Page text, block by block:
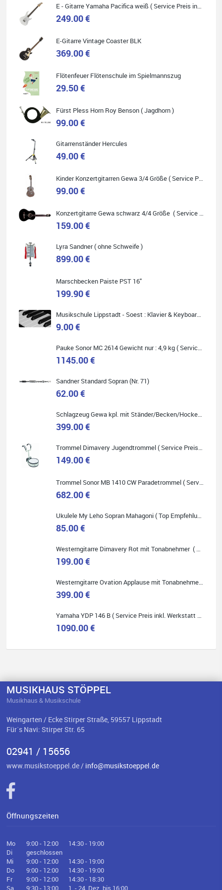
Helene Balluff
Ich habe eine Westerngitarre gekauft.
Die Qualität und das Preis-Leistungsverhältnis sind erstaunlich.
Die Beratung und der Service war ebenfalls ausgezeichnet und
ich empfehle es jedem der sich ein Musikinstrument zulegen
Quelle: Google-Rezension
Ich war auf der Suche nach einem neuen Keyboard und bin
begeistert: ich bin super beraten worden, aktuell natürlich nur
telefonisch. Nachdem die Entscheidung zum Kauf gefallen war,
Marie-Luise Mroß
worden. Ich würde den Besuch im Musikgeschäft Stöppel jedem
Quelle: Google-Rezension
Klein...aber fein!
Toller Service, nette Leute. Immer wieder gerne..
Quelle: Google-Rezension
E - Gitarre Yamaha Pacifica weiß ( Service Preis inkl. Werkstatt Service )
249.00 €
E-Gitarre Vintage Coaster BLK
369.00 €
Flötenfeuer Flötenschule im Spielmannszug
29.50 €
Fürst Pless Horn Roy Benson ( Jagdhorn )
99.00 €
Gitarrenständer Hercules
49.00 €
Kinder Konzertgitarren Gewa 3/4 Größe ( Service Preis inkl. Werkstatt Service )
99.00 €
Konzertgitarre Gewa schwarz 4/4 Größe ( Service Preis inkl. Werkstatt Service )
159.00 €
Lyra Sandner ( ohne Schweife )
899.00 €
Marschbecken Paiste PST 16"
199.90 €
Musikschule Lippstadt - Soest : Klavier & Keyboardunterricht
9.00 €
Pauke Sonor MC 2614 Gewicht nur : 4,9 kg ( Service Preis inkl. Werkstatt Service )
1145.00 €
Sandner Standard Sopran (Nr. 71)
62.00 €
Schlagzeug Gewa kpl. mit Ständer/Becken/Hocker DER RENNER ! (Service Preis inkl. Werkstatt Service)
399.00 €
Trommel Dimavery Jugendtrommel ( Service Preis inkl. Werkstatt Service )
149.00 €
Trommel Sonor MB 1410 CW Paradetrommel ( Service Preis inkl. Werkstatt Service )
682.00 €
Ukulele My Leho Sopran Mahagoni ( Top Empfehlung ! )
85.00 €
Westerngitarre Dimavery Rot mit Tonabnehmer ( Service Preis inkl. Werkstatt Service )
199.00 €
Westerngitarre Ovation Applause mit Tonabnehmer ( Service Preis inkl. Werkstatt Service )
399.00 €
Yamaha YDP 146 B ( Service Preis inkl. Werkstatt Service )
1090.00 €
MUSIKHAUS STÖPPEL
Musikhaus & Musikschule
Weingarten / Ecke Stirper Straße, 59557 Lippstadt
Für`s Navi: Stirper Str. 65
02941 / 15656
www.musikstoeppel.de / info@musikstoeppel.de
Öffnungszeiten
Mo 9:00 - 12:00
14:30 - 19:00
Di
geschlossen
Mi
9:00 - 12:00
14:30 - 19:00
Do
9:00 - 12:00
14:30 - 19:00
Fr
9:00 - 12:00
14:30 - 18:30
Sa
9:30 - 13:00 1. - 24. Dez. bis 16:00